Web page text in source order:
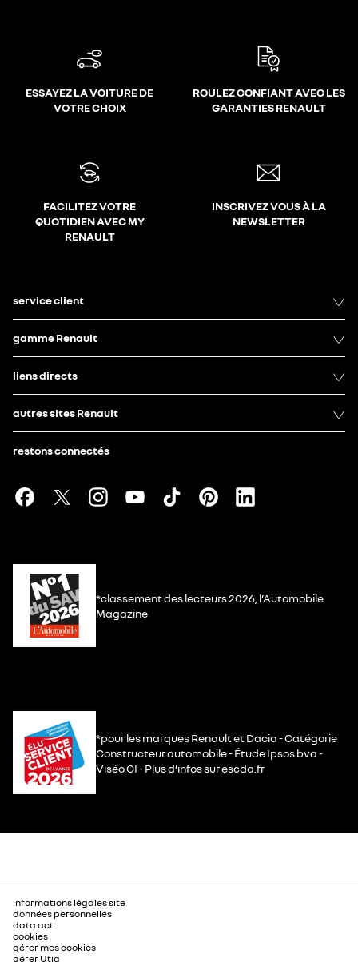
ESSAYEZ LA VOITURE DE
VOTRE CHOIX
ROULEZ CONFIANT AVEC LES
GARANTIES RENAULT
FACILITEZ VOTRE
QUOTIDIEN AVEC MY
RENAULT
INSCRIVEZ VOUS À LA
NEWSLETTER
service client
gamme Renault
liens directs
autres sites Renault
restons connectés
*classement des lecteurs 2026, l’Automobile
Magazine
*pour les marques Renault et Dacia - Catégorie
Constructeur automobile - Étude Ipsos bva -
Viséo CI - Plus d’infos sur escda.fr
informations légales site
données personnelles
data act
cookies
gérer mes cookies
gérer Utiq